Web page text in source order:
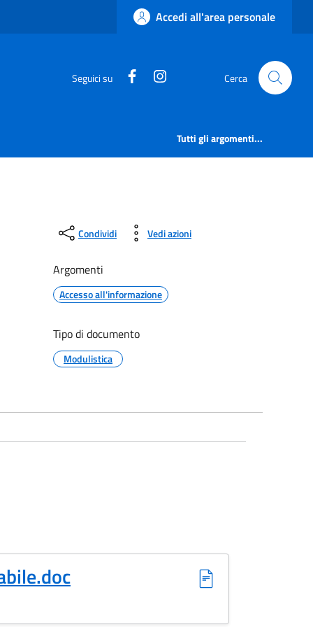
Accedi all'area personale
Seguici su https://www.facebook.com/
https:// Cerca
Tutti gli argomenti...
Condividi Vedi azioni
Argomenti
Accesso all'informazione
Tipo di documento
Modulistica